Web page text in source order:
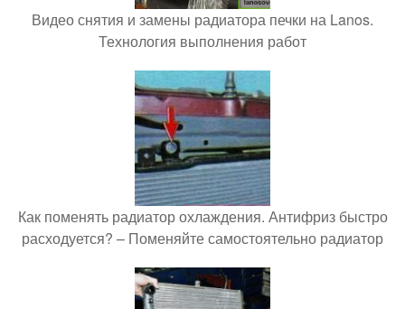
Видео снятия и замены радиатора печки на Lanos.
Технология выполнения работ
Как поменять радиатор охлаждения. Антифриз быстро
расходуется? – Поменяйте самостоятельно радиатор